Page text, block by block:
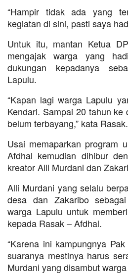
“Hampir tidak ada yang
kegiatan di sini, pasti saya
Untuk itu, mantan Ketua
mengajak warga yang
dukungan kepadanya
Lapulu.
“Kapan lagi warga Lapulu
Kendari. Sampai 20 tahun ke
belum terbayang,” kata Rasak.
Usai memaparkan program
Afdhal kemudian dihibur
kreator Alli Murdani dan
Alli Murdani yang selalu
desa dan Zakaribo
warga Lapulu untuk
kepada Rasak – Afdhal.
“Karena ini kampungnya
suaranya mestinya harus
Murdani yang disambut